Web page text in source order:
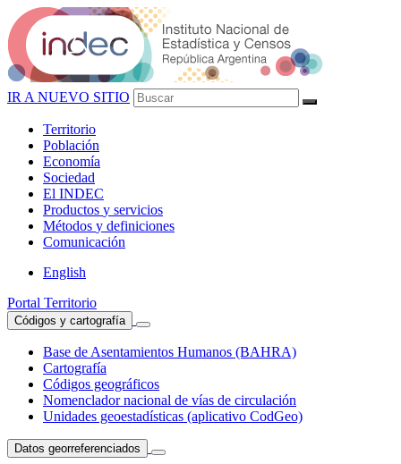
IR A NUEVO SITIO
Territorio
Población
Economía
Sociedad
El INDEC
Productos y servicios
Métodos y definiciones
Comunicación
English
Portal Territorio
Códigos y cartografía
Base de Asentamientos Humanos (BAHRA)
Cartografía
Códigos geográficos
Nomenclador nacional de vías de circulación
Unidades geoestadísticas (aplicativo CodGeo)
Datos georreferenciados